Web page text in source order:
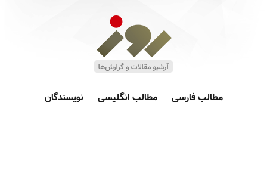
مطالب فارسی مطالب انگلیسی نویسندگان